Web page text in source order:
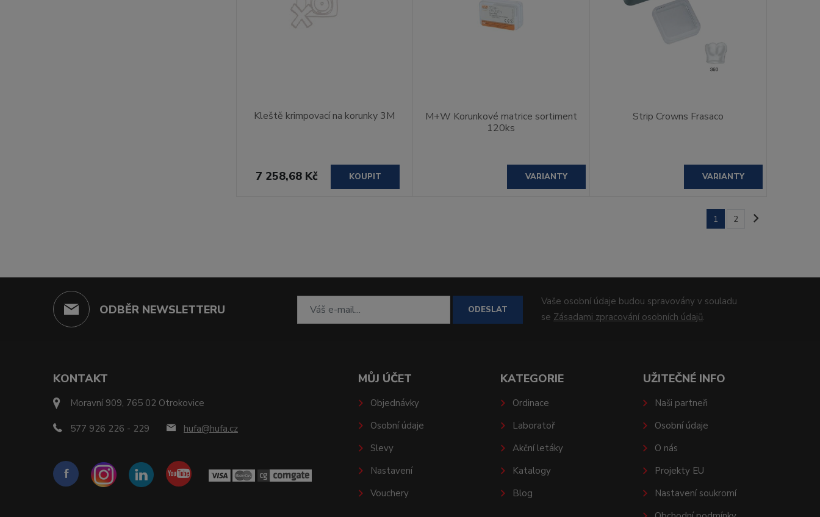
Kleště krimpovací na korunky 3M
7 258,68 Kč KOUPIT
M+W Korunkové matrice sortiment
120ks
VARIANTY
Strip Crowns Frasaco
VARIANTY
1 2
ODBĚR NEWSLETTERU ODESLAT
Vaše osobní údaje budou spravovány v souladu
se Zásadami zpracování osobních údajů.
KONTAKT
Moravní 909, 765 02 Otrokovice
577 926 226 - 229 hufa@hufa.cz
MŮJ ÚČET
Objednávky
Osobní údaje
Slevy
Nastavení
Vouchery
KATEGORIE
Ordinace
Laboratoř
Akční letáky
Katalogy
Blog
UŽITEČNÉ INFO
Naši partneři
Osobní údaje
O nás
Projekty EU
Nastavení soukromí